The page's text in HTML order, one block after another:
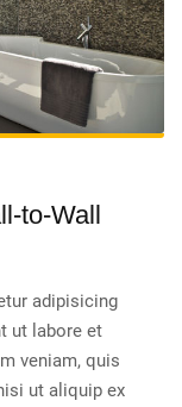
to-Wall
adipisicing
ut labore et
veniam, quis
ut aliquip ex